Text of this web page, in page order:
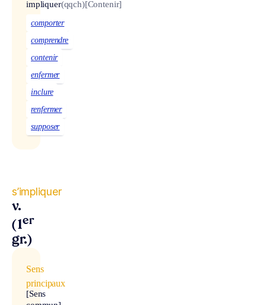
impliquer(qqch)[Contenir]
comporter
comprendre
contenir
enfermer
inclure
renfermer
supposer
s’impliquer
v.
(1er
gr.)
Sens
principaux
[Sens